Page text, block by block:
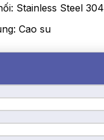
Stainless Steel 304
Cao su